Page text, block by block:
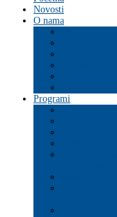
Novosti
O nama
Programi